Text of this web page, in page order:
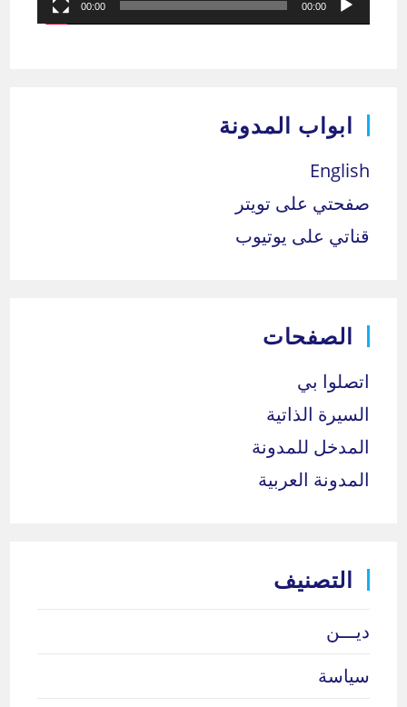
00:00
00:00
ابواب المدونة
English
صفحتي على تويتر
قناتي على يوتيوب
الصفحات
اتصلوا بي
السيرة الذاتية
المدخل للمدونة
المدونة العربية
التصنيف
ديـــن
سياسة